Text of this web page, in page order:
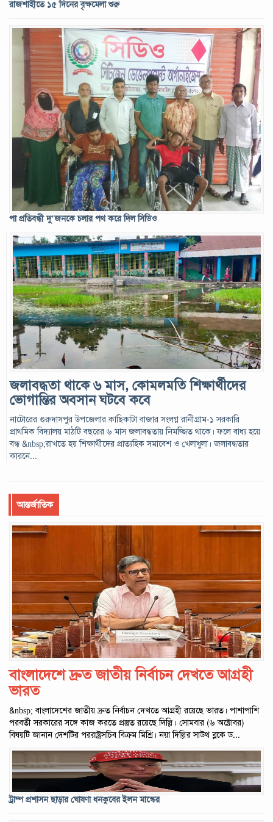
জুলাই গণঅভ্যুত্থান দিবস আজ
রাষ্ট্রপতি নির্বাচনের তফসিল ঘোষণা, ভোট ২০ আগস্ট
রাজশাহীতে ১৫ দিনের বৃক্ষমেলা শুরু
পা প্রতিবন্ধী দু’জনকে চলার পথ করে দিল সিডিও
জলাবদ্ধতা থাকে ৬ মাস, কোমলমতি শিক্ষার্থীদের
ভোগান্তির অবসান ঘটবে কবে
নাটোরের গুরুদাসপুর উপজেলার কাছিকাটা বাজার সংলগ্ন রানীগ্রাম-১ সরকারি
প্রাথমিক বিদ্যালয় মাঠটি বছরের ৬ মাস জলাবদ্ধতায় নিমজ্জিত থাকে। ফলে বাধ্য হয়ে
বন্ধ &nbsp;রাখতে হয় শিক্ষার্থীদের প্রাত্যহিক সমাবেশ ও খেলাধুলা। জলাবদ্ধতার
কারনে...
আন্তর্জাতিক
বাংলাদেশে দ্রুত জাতীয় নির্বাচন দেখতে আগ্রহী
ভারত
&nbsp; বাংলাদেশের জাতীয় দ্রুত নির্বাচন দেখতে আগ্রহী রয়েছে ভারত। পাশাপাশি
পরবর্তী সরকারের সঙ্গে কাজ করতে প্রস্তুত রয়েছে দি‌ল্লি। সোমবার (৬ অক্টোবর)
বিষয়টি জানান দেশটির পররাষ্ট্রসচিব বিক্রম মিশ্রি। নয়া দিল্লির সাউথ ব্লকে ড...
ট্রাম্প প্রশাসন ছাড়ার ঘোষণা ধনকুবের ইলন মাস্কের